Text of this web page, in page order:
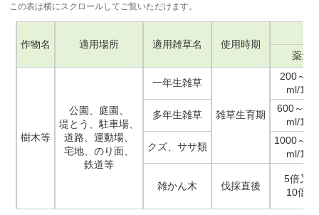
この表は横にスクロールしてご覧いただけます。
作物名 適用場所 適用雑草名
使用時期
薬量
樹木等
公園、庭園、
堤とう、駐車場、
道路、運動場、
宅地、のり面、
鉄道等
一年生雑草
雑草生育期
200～
ml/10a
多年生雑草
600～
ml/10a
クズ、ササ類
1000～
ml/10a
雑かん木 伐採直後
5倍又は
10倍液